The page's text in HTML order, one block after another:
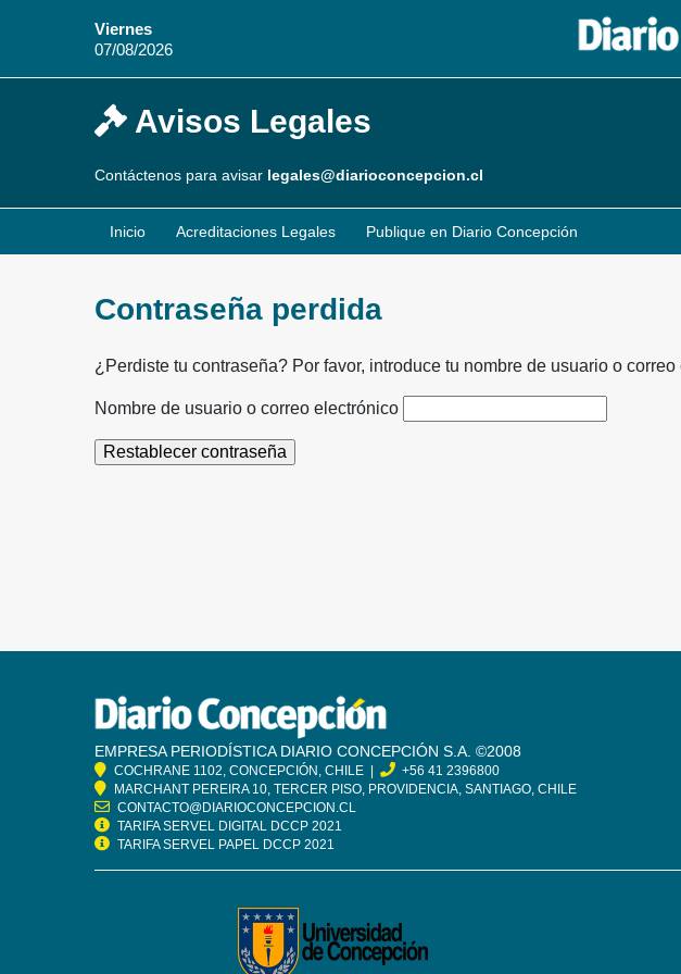
Viernes
07/08/2026
Avisos Legales
Contáctenos para avisar legales@diarioconcepcion.cl
Inicio Acreditaciones Legales Publique en Diario Concepción
Contraseña perdida
¿Perdiste tu contraseña? Por favor, introduce tu nombre de usuario o
Nombre de usuario o correo electrónico
Restablecer contraseña
EMPRESA PERIODÍSTICA DIARIO CONCEPCIÓN S.A. ©2008
COCHRANE 1102, CONCEPCIÓN, CHILE |
+56 41 2396800
MARCHANT PEREIRA 10, TERCER PISO, PROVIDENCIA, SANTIAGO, CHILE
CONTACTO@DIARIOCONCEPCION.CL
TARIFA SERVEL DIGITAL DCCP 2021
TARIFA SERVEL PAPEL DCCP 2021